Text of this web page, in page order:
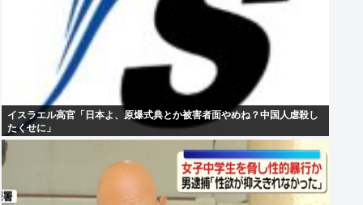
イスラエル高官「日本よ、原爆式典とか被害者面やめね？中国人虐殺し
たくせに」